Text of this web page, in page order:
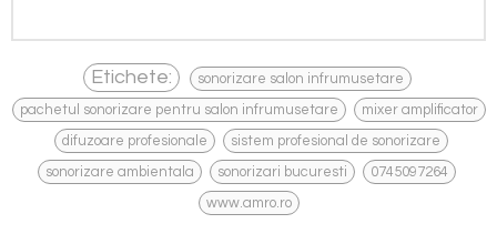
Etichete: sonorizare salon infrumusetare ,
pachetul sonorizare pentru salon infrumusetare , mixer amplificator
difuzoare profesionale , sistem profesional de sonorizare ,
sonorizare ambientala sonorizari bucuresti 0745097264
www.amro.ro